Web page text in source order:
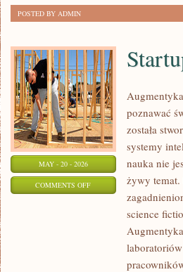
POSTED BY ADMIN
MAY - 20 - 2026
COMMENTS OFFON
INNOWATORZY
poznawać
została
systemy
nauka nie
żywy temat.
science